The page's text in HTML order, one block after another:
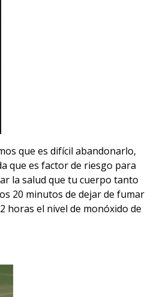
que es difícil abandonarlo,
que es factor de riesgo para
la salud que tu cuerpo tanto
20 minutos de dejar de fumar
horas el nivel de monóxido de